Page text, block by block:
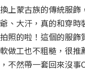
上蒙古族的傳統服飾
、大汗，真的和穿時
照的啦！這個的服飾
做工也不粗糙，很推
不然帶一套回來沒事